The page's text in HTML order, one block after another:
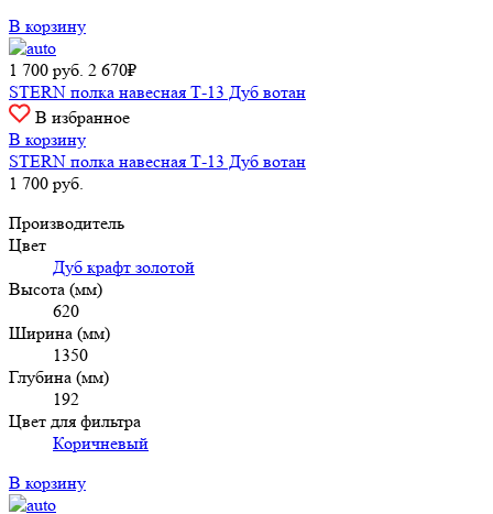
В корзину
1 700 руб. 2 670₽
STERN полка навесная Т-13 Дуб вотан
В избранное
В корзину
STERN полка навесная Т-13 Дуб вотан
1 700 руб.
Производитель
Цвет
Дуб крафт золотой
Высота (мм)
620
Ширина (мм)
1350
Глубина (мм)
192
Цвет для фильтра
Коричневый
В корзину